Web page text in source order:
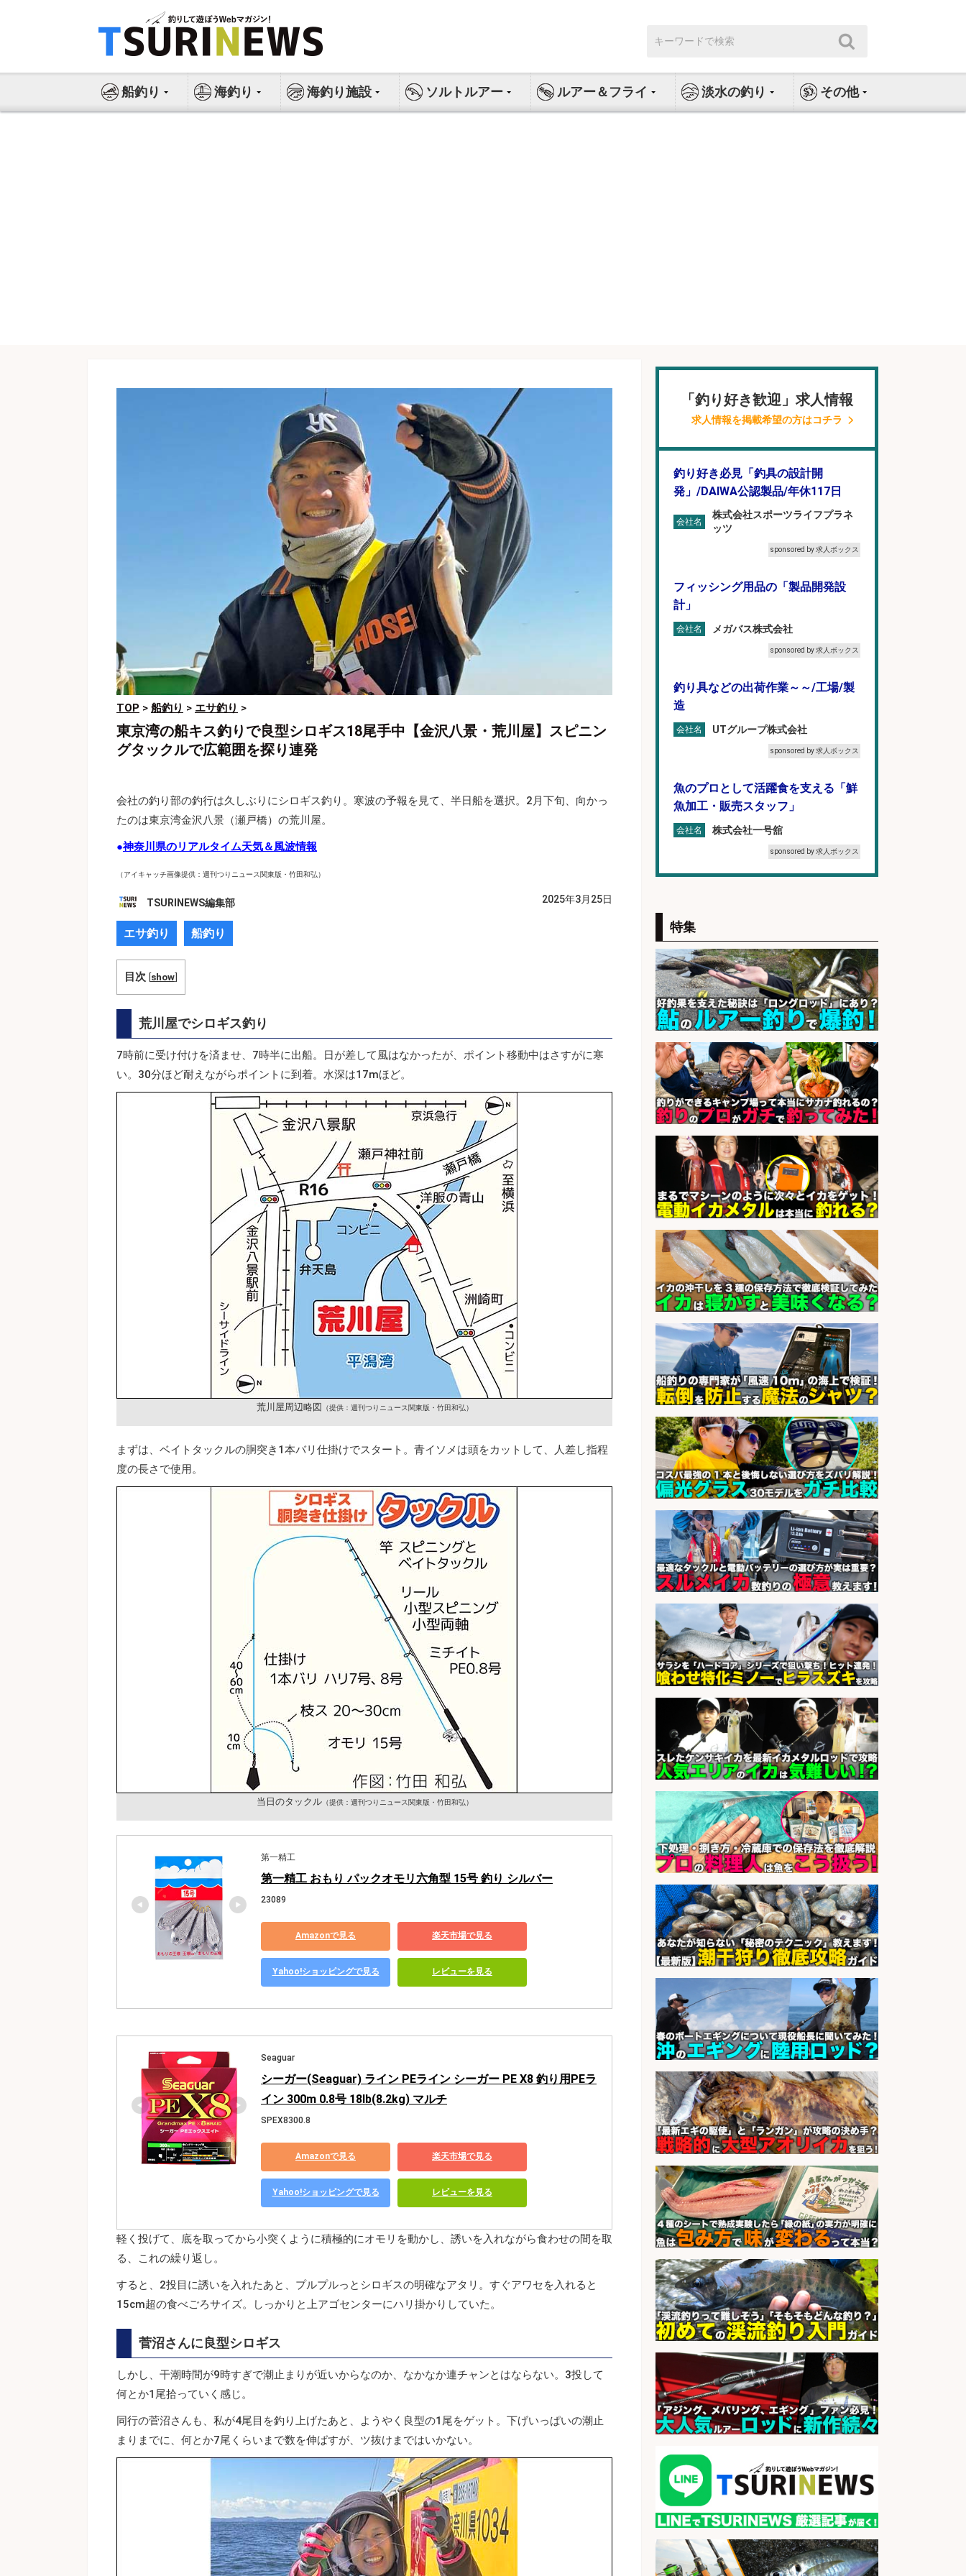
ス
索:
船釣り 海釣り 海釣り施設 ソルトルアー ルアー＆フライ 淡水の釣り その他
TOP > 船釣り > エサ釣り >
東京湾の船キス釣りで良型シロギス18尾手中【金沢八景・荒川屋】スピニン
グタックルで広範囲を探り連発
会社の釣り部の釣行は久しぶりにシロギス釣り。寒波の予報を見て、半日船を選択。2月下旬、向かっ
たのは東京湾金沢八景（瀬戸橋）の荒川屋。
●神奈川県のリアルタイム天気＆風波情報
（アイキャッチ画像提供：週刊つりニュース関東版・竹田和弘）
TSURINEWS編集部 2025年3月25日
エサ釣り 船釣り
目次 [show]
荒川屋でシロギス釣り
7時前に受け付けを済ませ、7時半に出船。日が差して風はなかったが、ポイント移動中はさすがに寒
い。30分ほど耐えながらポイントに到着。水深は17mほど。
荒川屋周辺略図 （提供：週刊つりニュース関東版・竹田和弘）
まずは、ベイトタックルの胴突き1本バリ仕掛けでスタート。青イソメは頭をカットして、人差し指程
度の長さで使用。
当日のタックル（提供：週刊つりニュース関東版・竹田和弘）
第一精工
第一精工 おもり パックオモリ六角型 15号 釣り シルバー
23089
Amazonで見る 楽天市場で見る
Yahoo!ショッピングで見る レビューを見る
Seaguar
シーガー(Seaguar) ライン PEライン シーガー PE X8 釣り用PEラ
イン 300m 0.8号 18lb(8.2kg) マルチ
SPEX8300.8
Amazonで見る 楽天市場で見る
Yahoo!ショッピングで見る レビューを見る
軽く投げて、底を取ってから小突くように積極的にオモリを動かし、誘いを入れながら食わせの間を取
る、これの繰り返し。
すると、2投目に誘いを入れたあと、プルプルっとシロギスの明確なアタリ。すぐアワセを入れると
15cm超の食べごろサイズ。しっかりと上アゴセンターにハリ掛かりしていた。
菅沼さんに良型シロギス
しかし、干潮時間が9時すぎで潮止まりが近いからなのか、なかなか連チャンとはならない。3投して
何とか1尾拾っていく感じ。
同行の菅沼さんも、私が4尾目を釣り上げたあと、ようやく良型の1尾をゲット。下げいっぱいの潮止
まりまでに、何とか7尾くらいまで数を伸ばすが、ツ抜けまではいかない。
「釣り好き歓迎」求人情報
求人情報を掲載希望の方はコチラ
釣り好き必見「釣具の設計開
発」/DAIWA公認製品/年休117日
会社名
株式会社スポーツライフプラネ
ッツ
sponsored by 求人ボックス
フィッシング用品の「製品開発設
計」
会社名 メガバス株式会社
sponsored by 求人ボックス
釣り具などの出荷作業～～/工場/製
造
会社名 UTグループ株式会社
sponsored by 求人ボックス
魚のプロとして活躍食を支える「鮮
魚加工・販売スタッフ」
会社名 株式会社一号舘
sponsored by 求人ボックス
週4日から勤務OK/希望休が取得で
きる
会社名 株式会社ホットスタッフ五日市
sponsored by 求人ボックス
コンビニ/広島県/調理なし・軽作業
スタート お魚のパック詰め 品出し/
週4日から勤務OK/希望休が取得で
きる
会社名 株式会社ホットスタッフ五日市
sponsored by 求人ボックス
福岡「現場監督」/釣り好き歓迎/残
業10時間/経験者歓迎
会社名 広松久水産株式会社
魚の「バイヤー」貴方の目利きでヒ
ットを生む、裁量バイヤー募集
会社名 株式会社コムライン
sponsored by 求人ボックス
魚をさばける方必見「鮮魚部門スタ
ッフ」/3つの働き方が選べる
会社名 株式会社旬
sponsored by 求人ボックス
魚の調理経験が活かせる「鮮魚加
工/食品工場スタッフ」
sponsored by 求人ボックス
さらに求人情報を見る
特集